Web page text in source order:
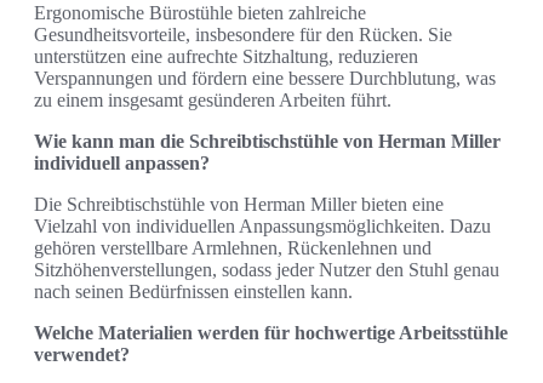
Ergonomische Bürostühle bieten zahlreiche
Gesundheitsvorteile, insbesondere für den Rücken. Sie
unterstützen eine aufrechte Sitzhaltung, reduzieren
Verspannungen und fördern eine bessere Durchblutung, was
zu einem insgesamt gesünderen Arbeiten führt.
Wie kann man die Schreibtischstühle von Herman Miller
individuell anpassen?
Die Schreibtischstühle von Herman Miller bieten eine
Vielzahl von individuellen Anpassungsmöglichkeiten. Dazu
gehören verstellbare Armlehnen, Rückenlehnen und
Sitzhöhenverstellungen, sodass jeder Nutzer den Stuhl genau
nach seinen Bedürfnissen einstellen kann.
Welche Materialien werden für hochwertige Arbeitsstühle
verwendet?